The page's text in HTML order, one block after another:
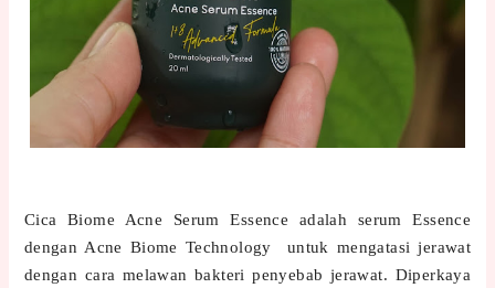
Cica Biome Acne Serum Essence adalah serum Essence
dengan Acne Biome Technology untuk mengatasi jerawat
dengan cara melawan bakteri penyebab jerawat. Diperkaya